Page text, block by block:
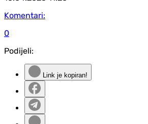
Komentari:
0
Podijeli:
Link je kopiran!